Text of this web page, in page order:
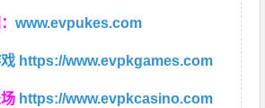
www.evpukes.com
https://www.evpkgames.com
https://www.evpkcasino.com